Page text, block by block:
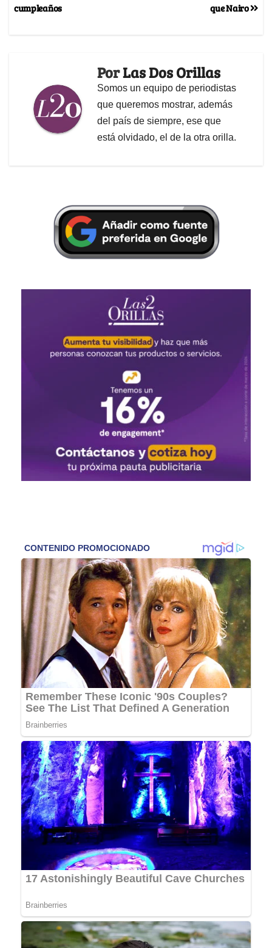
que Nairo
cumpleaños
PorLas Dos Orillas
Somos un equipo de periodistas
que queremos mostrar, además
del país de siempre, ese que
está olvidado, el de la otra orilla.